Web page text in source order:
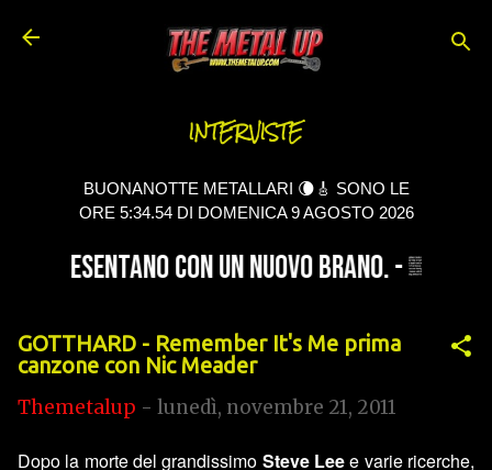
Passa ai contenuti principali
INTERVISTE
BUONANOTTE METALLARI 🌘🎸 SONO LE
ORE 5:34.55 DI DOMENICA 9 AGOSTO 2026
GOTTHARD - Remember It's Me prima
canzone con Nic Meader
Themetalup - lunedì, novembre 21, 2011
Dopo la morte del grandissimo Steve Leee varie ricerche,